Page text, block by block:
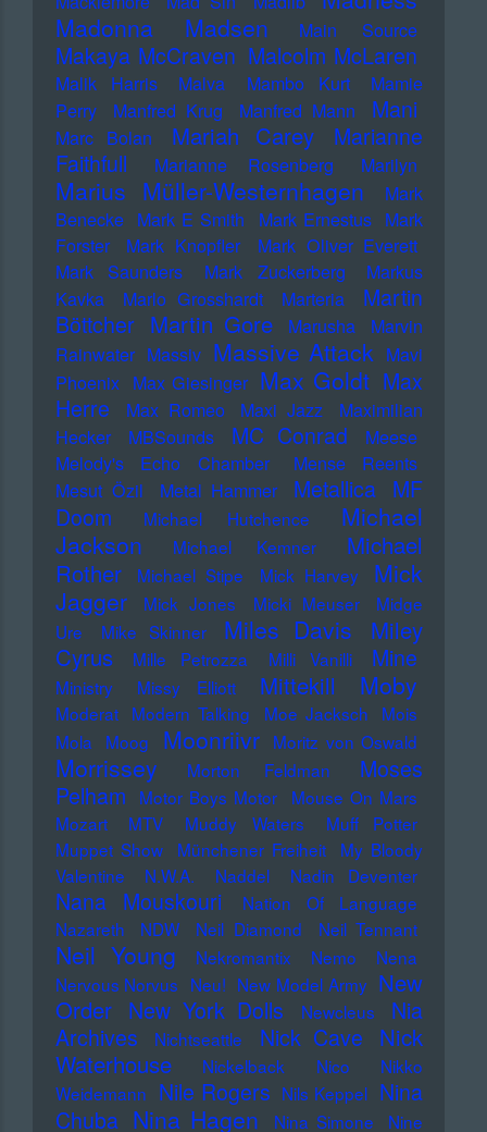
Madonna
Madsen Main Source
Makaya McCraven Malcolm McLaren
Malik Harris Malva Mambo Kurt
Mamie
Perry
Manfred Krug Manfred Mann Mani
Marc Bolan Mariah Carey
Marianne
Faithfull
Marianne Rosenberg Marilyn
Marius Müller-Westernhagen
Mark
Benecke Mark E Smith Mark Ernestus Mark
Forster
Mark Knopfler
Mark Oliver Everett
Mark Saunders
Mark Zuckerberg
Markus
Kavka
Marlo Grosshardt Marteria
Martin
Böttcher Martin Gore Marusha
Marvin
Rainwater Massiv Massive Attack Mavi
Phoenix Max Giesinger Max Goldt Max
Herre
Max Romeo Maxi Jazz
Maximilian
Hecker
MBSounds MC Conrad
Meese
Melody's Echo Chamber
Mense Reents
Mesut Özil
Metal Hammer Metallica MF
Doom
Michael Hutchence
Michael
Jackson
Michael Kemner
Michael
Rother
Michael Stipe Mick Harvey
Mick
Jagger
Mick Jones Micki Meuser
Midge
Ure
Mike Skinner Miles Davis
Miley
Cyrus
Mille Petrozza Milli Vanilli Mine
Ministry Missy Elliott Mittekill Moby
Moderat Modern Talking Moe Jacksch
Mois
Mola
Moog Moonriivr Moritz von Oswald
Morrissey Morton Feldman
Moses
Pelham
Motor Boys Motor
Mouse On Mars
Mozart
MTV Muddy Waters
Muff Potter
Muppet Show
Münchener Freiheit
My Bloody
Valentine
N.W.A. Naddel Nadin Deventer
Nana Mouskouri
Nation Of Language
Nazareth
NDW Neil Diamond Neil Tennant
Neil Young Nekromantix Nemo
Nena
Nervous Norvus Neu! New Model Army New
Order New York Dolls Newcleus
Nia
Archives
Nichtseattle Nick Cave
Nick
Waterhouse
Nickelback Nico
Nikko
Weidemann Nile Rogers Nils Keppel Nina
Chuba Nina Hagen Nina Simone
Nine